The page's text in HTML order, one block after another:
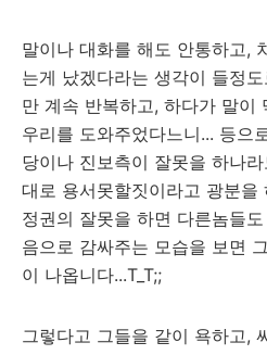
말이나 대화를 해도 안통하고,
는게 났겠다라는 생각이 들정
만 계속 반복하고, 하다가 말이
우리를 도와주었다느니... 등으
당이나 진보측이 잘못을 하나
대로 용서못할짓이라고 광분을
정권의 잘못을 하면 다른놈들
음으로 감싸주는 모습을 보면
이 나옵니다...T_T;;
그렇다고 그들을 같이 욕하고,